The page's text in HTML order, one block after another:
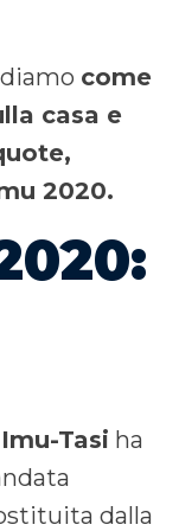
come
casa e
2020.
Tasi ha
dalla